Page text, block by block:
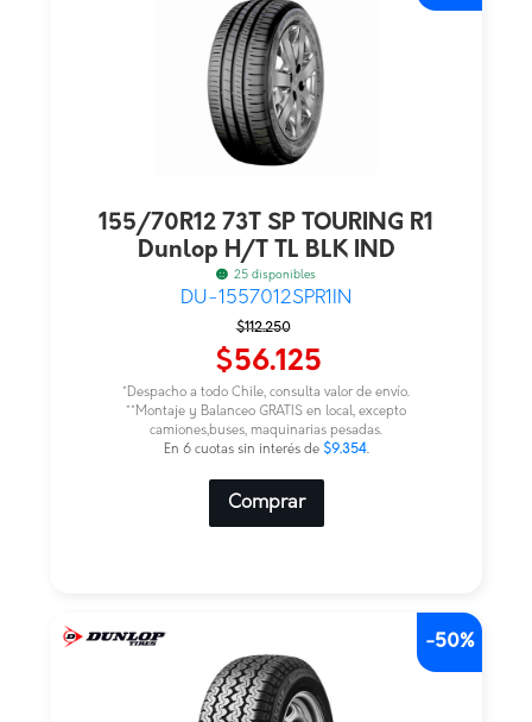
155/70R12 73T SP TOURING R1
Dunlop H/T TL BLK IND
25 disponibles
DU-1557012SPR1IN
$112.250
original
$112.250.
$56.125
actual
$56.125.
*Despacho a todo Chile, consulta valor de envío.
**Montaje y Balanceo GRATIS en local, excepto
camiones,buses, maquinarias pesadas.
En 6 cuotas sin interés de $9.354.
Comprar
-50%